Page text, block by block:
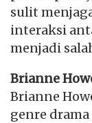
sulit
interaksi
menjadi
Brianne
Brianne
genre